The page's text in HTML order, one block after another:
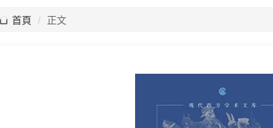
 首頁 正文